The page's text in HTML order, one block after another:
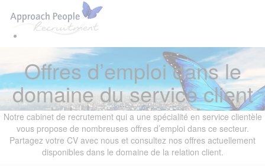
links
navigation
contentOffres d’emploi dans le
domaine du service client
Notre cabinet de recrutement qui a une spécialité en service clientèle
vous propose de nombreuses offres d’emploi dans ce secteur.
Partagez votre CV avec nous et consultez nos offres actuellement
disponibles dans le domaine de la relation client.